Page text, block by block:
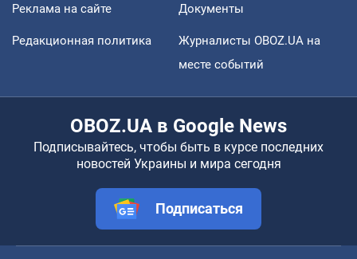
Реклама на сайте Документы
Редакционная политика
Журналисты OBOZ.UA на
месте событий
OBOZ.UA в Google News
Подписывайтесь, чтобы быть в курсе последних
новостей Украины и мира сегодня
Подписаться